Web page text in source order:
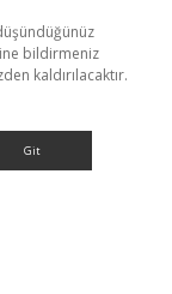
bildirmeniz
kaldırılacaktır.